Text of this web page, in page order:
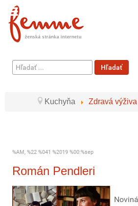
Hľadať
...
Hľadať
Kuchyňa Zdravá výživa
%AM, %22 %041 %2019 %00:%sep
Román Pendleri